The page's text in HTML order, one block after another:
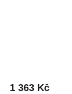
je
1 363 Kč